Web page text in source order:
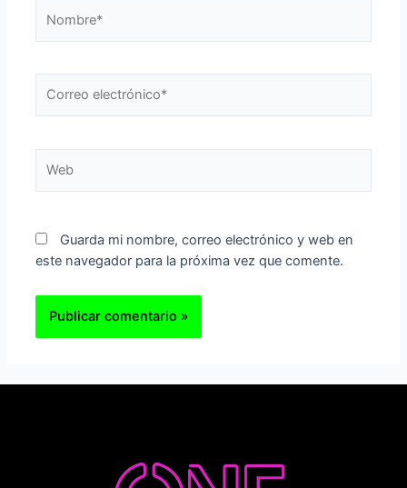
electrónico*
Guarda mi nombre, correo electrónico y web en
este navegador para la próxima vez que comente.